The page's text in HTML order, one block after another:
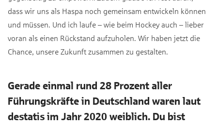
dass wir uns als Haspa noch gemeinsam entwickeln können
und müssen. Und ich laufe – wie beim Hockey auch – lieber
voran als einen Rückstand aufzuholen. Wir haben jetzt die
Chance, unsere Zukunft zusammen zu gestalten.
Gerade einmal rund 28 Prozent aller
Führungskräfte in Deutschland waren laut
destatis im Jahr 2020 weiblich. Du bist